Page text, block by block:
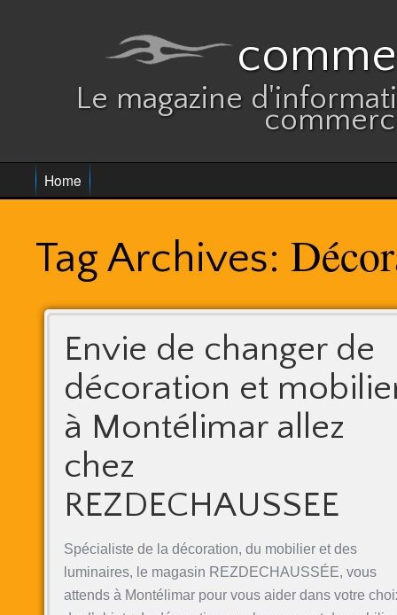
Le magazine
Home
Tag Archives:
Envie de changer de
décoration et
à Montélimar allez
chez
REZDECHAUSSEE
Spécialiste de la décoration, du mobilier et des
luminaires, le magasin REZDECHAUSSÉE, vous
attends à Montélimar pour vous aider dans votre